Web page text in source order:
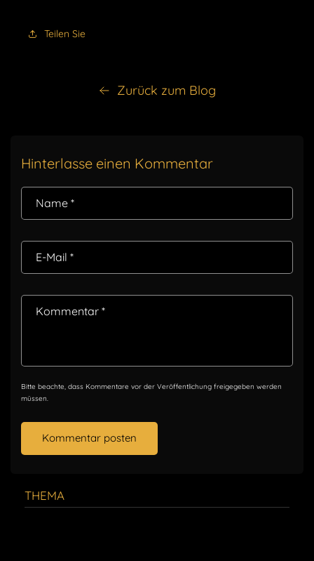
Teilen Sie
Zurück zum Blog
Hinterlasse einen Kommentar
Name *
E-Mail *
Kommentar *
Bitte beachte, dass Kommentare vor der Veröffentlichung freigegeben werden
müssen.
THEMA